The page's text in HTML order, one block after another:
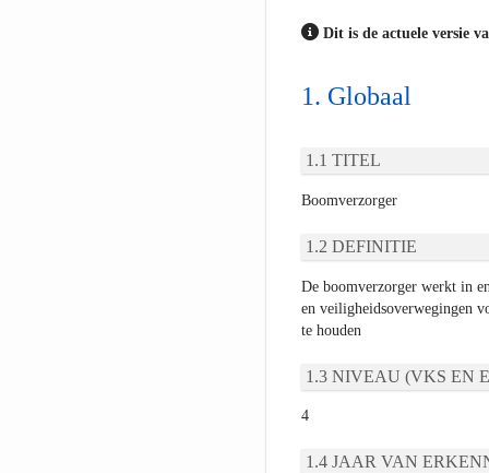
Dit is de actuele versie
Globaal
TITEL
Boomverzorger
DEFINITIE
De boomverzorger werkt in
en veiligheidsoverwegingen
te houden
NIVEAU (VKS EN
4
JAAR VAN